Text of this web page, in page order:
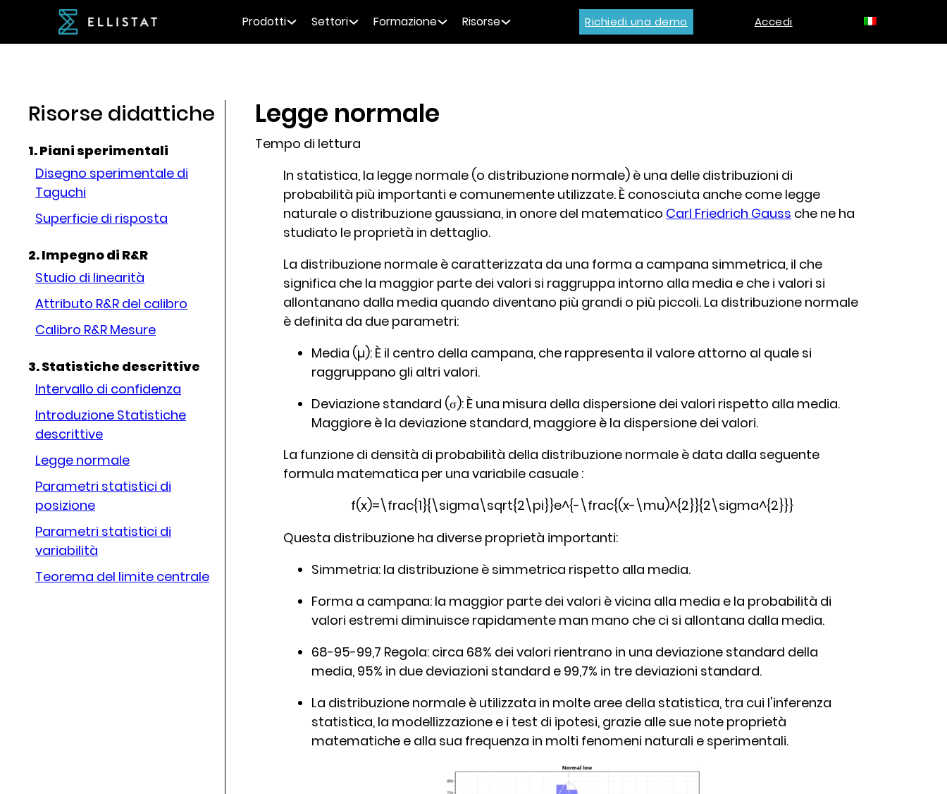
Prodotti Settori Formazione Risorse Richiedi una demo Accedi
Risorse didattiche
1. Piani sperimentali
Disegno sperimentale di
Taguchi
Superficie di risposta
2. Impegno di R&R
Studio di linearità
Attributo R&R del calibro
Calibro R&R Mesure
3. Statistiche descrittive
Intervallo di confidenza
Introduzione Statistiche
descrittive
Legge normale
Parametri statistici di
posizione
Parametri statistici di
variabilità
Teorema del limite centrale
Legge normale
Tempo di lettura
In statistica, la legge normale (o distribuzione normale) è una delle distribuzioni di
probabilità più importanti e comunemente utilizzate. È conosciuta anche come legge
naturale o distribuzione gaussiana, in onore del matematico Carl Friedrich Gauss che ne ha
studiato le proprietà in dettaglio.
La distribuzione normale è caratterizzata da una forma a campana simmetrica, il che
significa che la maggior parte dei valori si raggruppa intorno alla media e che i valori si
allontanano dalla media quando diventano più grandi o più piccoli. La distribuzione normale
è definita da due parametri:
Media (µ): È il centro della campana, che rappresenta il valore attorno al quale si
raggruppano gli altri valori.
Deviazione standard (σ): È una misura della dispersione dei valori rispetto alla media.
Maggiore è la deviazione standard, maggiore è la dispersione dei valori.
La funzione di densità di probabilità della distribuzione normale è data dalla seguente
formula matematica per una variabile casuale :
f(x)=\frac{1}{\sigma\sqrt{2\pi}}e^{-\frac{(x-\mu)^{2}}{2\sigma^{2}}}
Questa distribuzione ha diverse proprietà importanti:
Simmetria: la distribuzione è simmetrica rispetto alla media.
Forma a campana: la maggior parte dei valori è vicina alla media e la probabilità di
valori estremi diminuisce rapidamente man mano che ci si allontana dalla media.
68-95-99,7 Regola: circa 68% dei valori rientrano in una deviazione standard della
media, 95% in due deviazioni standard e 99,7% in tre deviazioni standard.
La distribuzione normale è utilizzata in molte aree della statistica, tra cui l'inferenza
statistica, la modellizzazione e i test di ipotesi, grazie alle sue note proprietà
matematiche e alla sua frequenza in molti fenomeni naturali e sperimentali.